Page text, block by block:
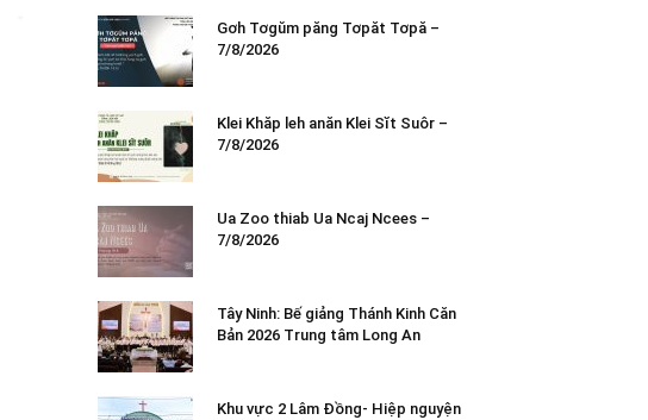
Gơh Tơgŭm păng Tơpăt Tơpă –
7/8/2026
Klei Khăp leh anăn Klei Sĭt Suôr –
7/8/2026
Ua Zoo thiab Ua Ncaj Ncees –
7/8/2026
Tây Ninh: Bế giảng Thánh Kinh Căn
Bản 2026 Trung tâm Long An
Khu vực 2 Lâm Đồng- Hiệp nguyện